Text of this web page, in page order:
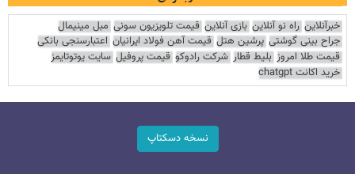
خبرآنلاین راه نو آنلاین بازی آنلاین قیمت تلویزیون سونی مبل مینیمال
جراح بینی گوشتی پرشین هتل قیمت آهن فولاد ایرانیان اعتبارسنجی بانکی
قیمت طلا امروز بلیط قطار شرکت رادوکو قیمت پروفیل سایت یوتوتایمز
خرید اکانت chatgpt
نسخه دسکتاپ